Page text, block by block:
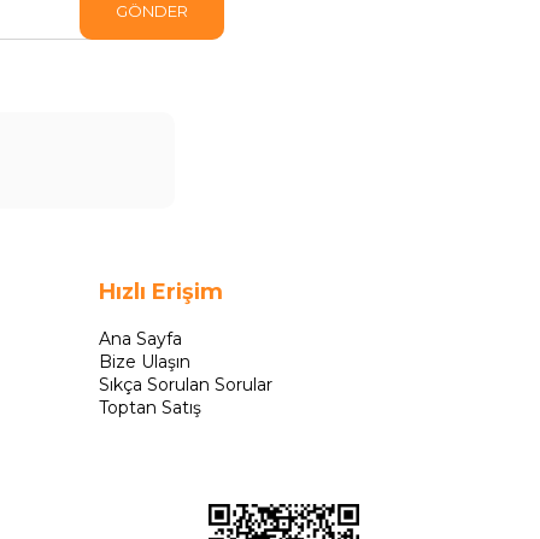
GÖNDER
Hızlı Erişim
Ana Sayfa
Bize Ulaşın
Sıkça Sorulan Sorular
Toptan Satış